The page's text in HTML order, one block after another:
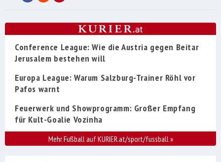
Conference League: Wie die Austria gegen Beitar
Jerusalem bestehen will
Europa League: Warum Salzburg-Trainer Röhl vor
Pafos warnt
Feuerwerk und Showprogramm: Großer Empfang
für Kult-Goalie Vozinha
Mehr Fußball auf KURIER.at/sport/fussball»